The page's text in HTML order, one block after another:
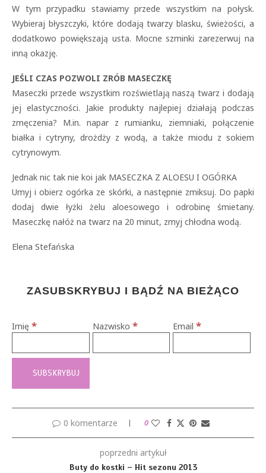
W tym przypadku stawiamy przede wszystkim na połysk.
Wybieraj błyszczyki, które dodają twarzy blasku, świeżości, a
dodatkowo powiększają usta. Mocne szminki zarezerwuj na
inną okazję.
JEŚLI CZAS POZWOLI ZRÓB MASECZKĘ
Maseczki przede wszystkim rozświetlają naszą twarz i dodają
jej elastyczności. Jakie produkty najlepiej działają podczas
zmęczenia? M.in. napar z rumianku, ziemniaki, połączenie
białka i cytryny, drożdży z wodą, a także miodu z sokiem
cytrynowym.
Jednak nic tak nie koi jak MASECZKA Z ALOESU I OGÓRKA
Umyj i obierz ogórka ze skórki, a następnie zmiksuj. Do papki
dodaj dwie łyżki żelu aloesowego i odrobinę śmietany.
Maseczkę nałóż na twarz na 20 minut, zmyj chłodna wodą.
Elena Stefańska
ZASUBSKRYBUJ I BĄDŹ NA BIEŻĄCO
Imię * Nazwisko * Email*
0 komentarze 0
poprzedni artykuł
Buty do kostki – Hit sezonu 2013